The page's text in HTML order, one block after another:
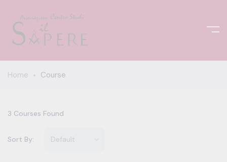
Home Course
3 Courses Found
Sort By: